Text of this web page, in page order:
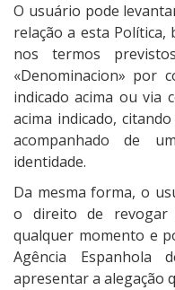
O usuário pode
relação a esta Política,
nos termos
«Denominacion» por
indicado acima ou via
acima indicado,
acompanhado de
identidade.
Da mesma forma, o
o direito de revogar
qualquer momento e
Agência Espanhola
apresentar a alegação